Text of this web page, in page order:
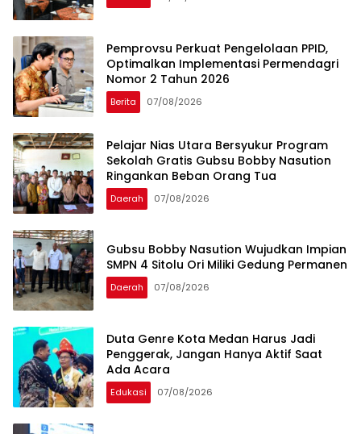
Pemprovsu Perkuat Pengelolaan PPID,
Optimalkan Implementasi Permendagri
Nomor 2 Tahun 2026
Berita 07/08/2026
Pelajar Nias Utara Bersyukur Program
Sekolah Gratis Gubsu Bobby Nasution
Ringankan Beban Orang Tua
Daerah 07/08/2026
Gubsu Bobby Nasution Wujudkan Impian
SMPN 4 Sitolu Ori Miliki Gedung Permanen
Daerah 07/08/2026
Duta Genre Kota Medan Harus Jadi
Penggerak, Jangan Hanya Aktif Saat
Ada Acara
Edukasi 07/08/2026